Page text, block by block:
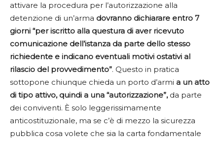
attivare la procedura per l’autorizzazione alla
detenzione di un’arma dovranno dichiarare entro 7
giorni “per iscritto alla questura di aver ricevuto
comunicazione dell’istanza da parte dello stesso
richiedente e indicano eventuali motivi ostativi al
rilascio del provvedimento”. Questo in pratica
sottopone chiunque chieda un porto d’armi a un atto
di tipo attivo, quindi a una “autorizzazione”,da parte
dei conviventi. È solo leggerissimamente
anticostituzionale, ma se c’è di mezzo la sicurezza
pubblica cosa volete che sia la carta fondamentale